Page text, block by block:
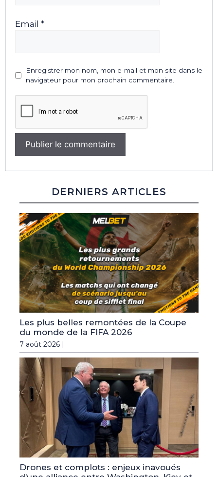
Email *
Enregistrer mon nom, mon e-mail et mon site dans le
navigateur pour mon prochain commentaire.
DERNIERS ARTICLES
Les plus belles remontées de la Coupe
du monde de la FIFA 2026
7 août 2026 |
Drones et complots : enjeux inavoués